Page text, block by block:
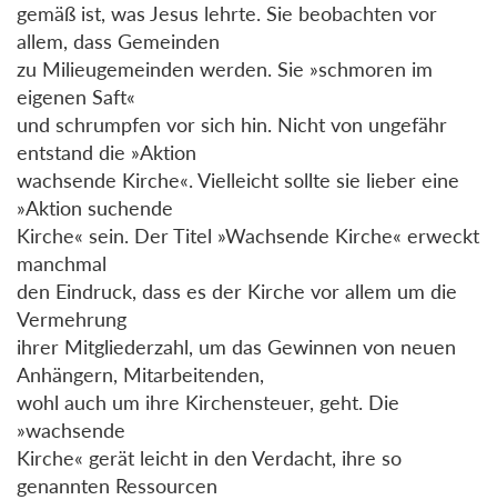
gemäß ist, was Jesus lehrte. Sie beobachten vor
allem, dass Gemeinden
zu Milieugemeinden werden. Sie »schmoren im
eigenen Saft«
und schrumpfen vor sich hin. Nicht von ungefähr
entstand die »Aktion
wachsende Kirche«. Vielleicht sollte sie lieber eine
»Aktion suchende
Kirche« sein. Der Titel »Wachsende Kirche« erweckt
manchmal
den Eindruck, dass es der Kirche vor allem um die
Vermehrung
ihrer Mitgliederzahl, um das Gewinnen von neuen
Anhängern, Mitarbeitenden,
wohl auch um ihre Kirchensteuer, geht. Die
»wachsende
Kirche« gerät leicht in den Verdacht, ihre so
genannten Ressourcen